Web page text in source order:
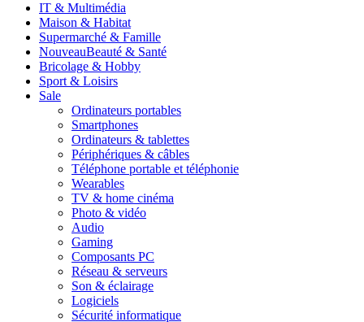
IT & Multimédia
Maison & Habitat
Supermarché & Famille
NouveauBeauté & Santé
Bricolage & Hobby
Sport & Loisirs
Sale
Ordinateurs portables
Smartphones
Ordinateurs & tablettes
Périphériques & câbles
Téléphone portable et téléphonie
Wearables
TV & home cinéma
Photo & vidéo
Audio
Gaming
Composants PC
Réseau & serveurs
Son & éclairage
Logiciels
Sécurité informatique